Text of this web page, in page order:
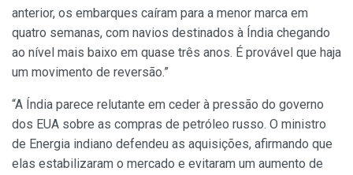
anterior, os embarques caíram para a menor marca em
quatro semanas, com navios destinados à Índia chegando
ao nível mais baixo em quase três anos. É provável que haja
um movimento de reversão.”
“A Índia parece relutante em ceder à pressão do governo
dos EUA sobre as compras de petróleo russo. O ministro
de Energia indiano defendeu as aquisições, afirmando que
elas estabilizaram o mercado e evitaram um aumento de